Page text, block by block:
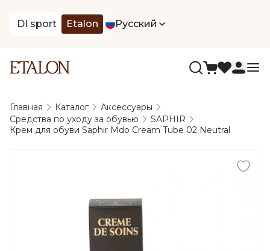
DI sport Etalon Русский
Главная Каталог
Аксессуары
Средства по уходу за обувью
SAPHIR
Крем для обуви Saphir Mdo Cream Tube 02 Neutral